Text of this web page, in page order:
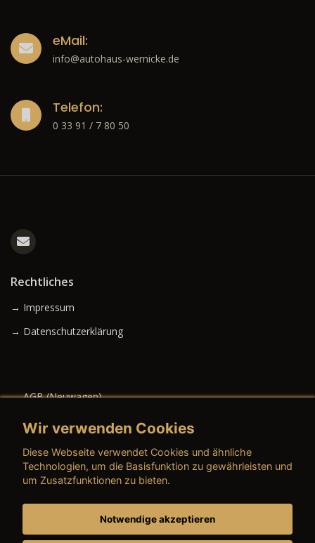
eMail:
info@autohaus-wernicke.de
Telefon:
0 33 91 / 7 80 50
Rechtliches
→ Impressum
→ Datenschutzerklärung
→ AGB (Neuwagen)
→ AGB (Gebrauchtwagen)
→ AGB (Teile & Zubehör)
→ AGB (Dienstleistungen)
Wir verwenden Cookies
Diese Webseite verwendet Cookies und ähnliche
Technologien, um die Basisfunktion zu gewährleisten und
um Zusatzfunktionen zu bieten.
Notwendige akzeptieren